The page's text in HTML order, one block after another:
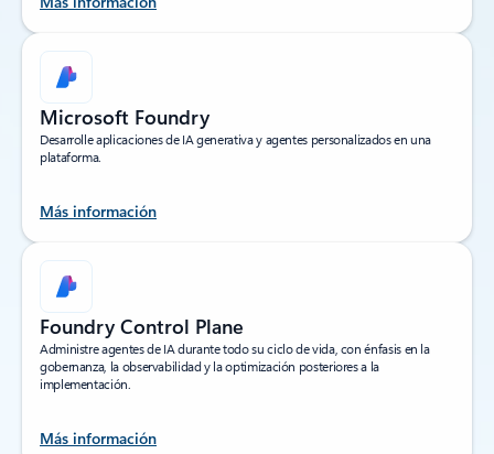
Microsoft Foundry
Desarrolle aplicaciones de IA generativa y agentes personalizados en una
plataforma.
Más información
Foundry Control Plane
Administre agentes de IA durante todo su ciclo de vida, con énfasis en la
gobernanza, la observabilidad y la optimización posteriores a la
implementación.
Más información